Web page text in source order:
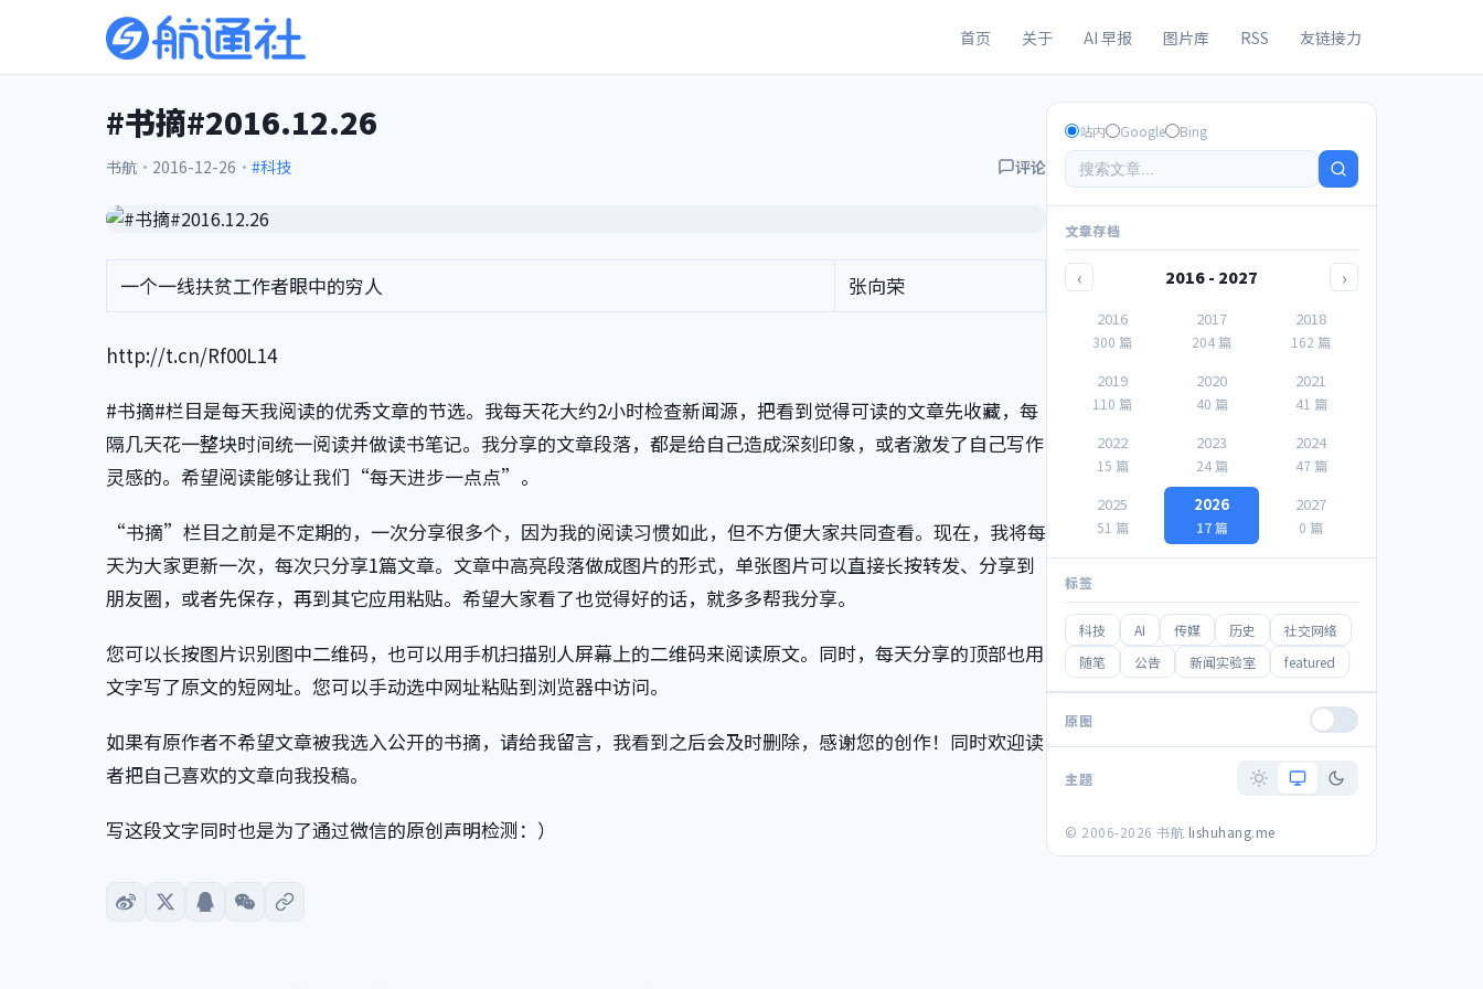
首页 关于 AI 早报 图片库 RSS 友链接力
#书摘#2016.12.26
书航 · 2016-12-26 · #科技 评论
一个一线扶贫工作者眼中的穷人 张向荣
http://t.cn/Rf00L14
#书摘#栏目是每天我阅读的优秀文章的节选。我每天花大约2小时检查新闻源，把看到觉得可读的文章先收藏，每
隔几天花一整块时间统一阅读并做读书笔记。我分享的文章段落，都是给自己造成深刻印象，或者激发了自己写作
灵感的。希望阅读能够让我们“每天进步一点点”。
“书摘”栏目之前是不定期的，一次分享很多个，因为我的阅读习惯如此，但不方便大家共同查看。现在，我将每
天为大家更新一次，每次只分享1篇文章。文章中高亮段落做成图片的形式，单张图片可以直接长按转发、分享到
朋友圈，或者先保存，再到其它应用粘贴。希望大家看了也觉得好的话，就多多帮我分享。
您可以长按图片识别图中二维码，也可以用手机扫描别人屏幕上的二维码来阅读原文。同时，每天分享的顶部也用
文字写了原文的短网址。您可以手动选中网址粘贴到浏览器中访问。
如果有原作者不希望文章被我选入公开的书摘，请给我留言，我看到之后会及时删除，感谢您的创作！同时欢迎读
者把自己喜欢的文章向我投稿。
写这段文字同时也是为了通过微信的原创声明检测：）
站内 Google Bing
文章存档
‹ 2016 - 2027 ›
2016
300 篇
2017
204 篇
2018
162 篇
2019
110 篇
2020
40 篇
2021
41 篇
2022
15 篇
2023
24 篇
2024
47 篇
2025
51 篇
2026
17 篇
2027
0 篇
标签
科技 AI 传媒 历史
社交网络
随笔
公告 新闻实验室 featured
原图
主题
© 2006-2026 书航 lishuhang.me